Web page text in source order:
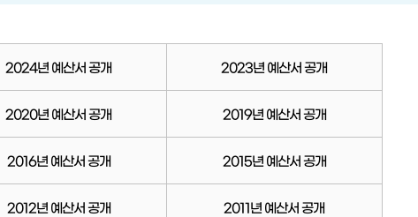
2024년 예산서 공개 2023년 예산서 공개
2020년 예산서 공개 2019년 예산서 공개
2016년 예산서 공개 2015년 예산서 공개
2012년 예산서 공개 2011년 예산서 공개